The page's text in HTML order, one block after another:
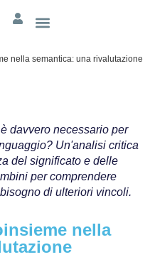
nella semantica: una rivalutazione
davvero necessario per
Un'analisi critica
del significato e delle
per comprendere
di ulteriori vincoli.
nella